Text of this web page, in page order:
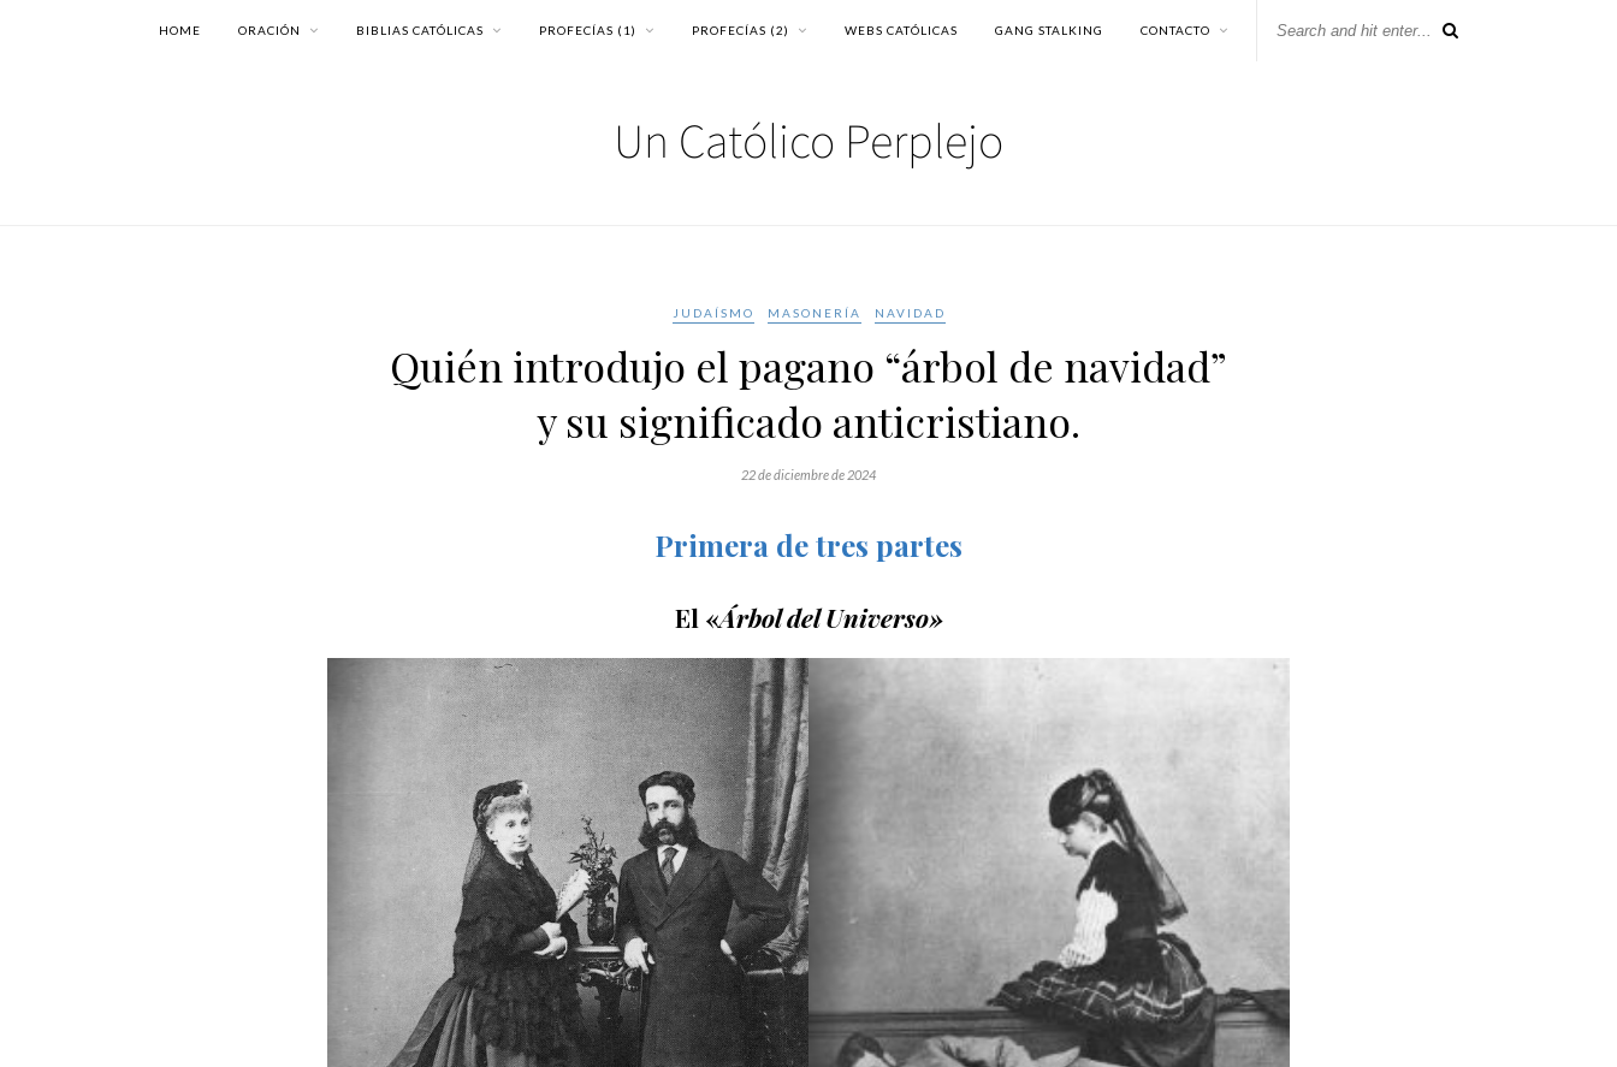
HOME ORACIÓN BIBLIAS CATÓLICAS PROFECÍAS (1) PROFECÍAS (2) WEBS CATÓLICAS GANG STALKING CONTACTO
JUDAÍSMO MASONERÍA NAVIDAD
Quién introdujo el pagano “árbol de navidad”
y su significado anticristiano.
22 de diciembre de 2024
Primera de tres partes
El «Árbol del Universo»